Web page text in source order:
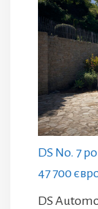
DS No. 7
47 700
DS